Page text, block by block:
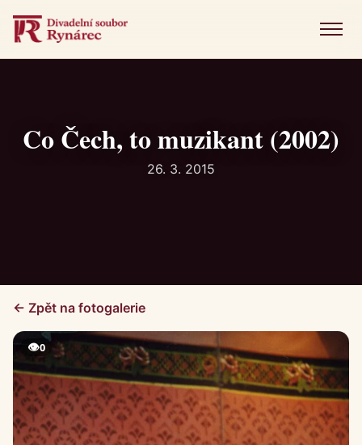
Představení
Kniha návštěv
Co Čech, to muzikant (2002)
26. 3. 2015
← Zpět na fotogalerie
👁0